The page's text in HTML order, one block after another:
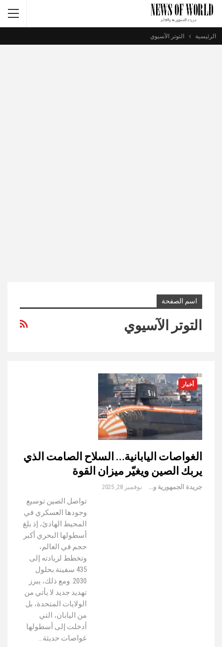
الرئيسية التوتر الآسيوي
اسم الصفحة
التوتر الآسيوي
أخبار
الغواصات اليابانية… السلاح الصامت الذي
يربك الصين ويغيّر ميزان القوة
جريدة الجمهورية والعالم نوفمبر 28, 2025
تواصل الصين توسيع
وجودها العسكري في
المحيط الهادئ، إذ بلغ
أسطولها البحري أكبر
حجم في العالم،
وتخطط لزيادته إلى
435 سفينة بحلول
2030. ومع ذلك، يبرز
تهديد جديد لا يأتي من
الولايات المتحدة، بل
من اليابان، التي
أدخلت إلى أسطولها
غواصات حديثة…